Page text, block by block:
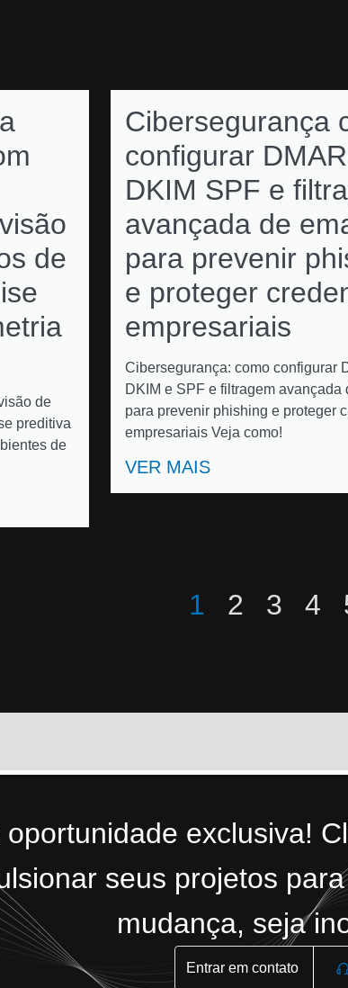
de
de
preditiva
de
Cibersegurança
configurar
DKIM SPF e
avançada de
para prevenir
e proteger
empresariais
Cibersegurança: como configurar
DKIM e SPF e filtragem avançada
para prevenir phishing e proteger
empresariais Veja como!
VER MAIS
1 2 3 4
exclusiva!
seus projetos
mudança, seja
Entrar em contato